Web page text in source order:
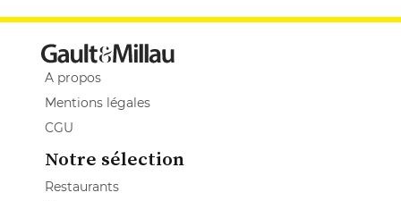
A propos
Mentions légales
CGU
Notre sélection
Restaurants